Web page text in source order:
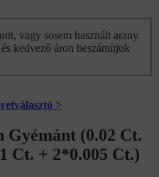
vagy sosem használt arany
kedvező áron beszámítjuk
>
Gyémánt (0.02 Ct.
Ct. + 2*0.005 Ct.)